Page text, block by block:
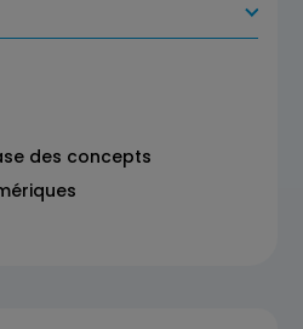
des concepts